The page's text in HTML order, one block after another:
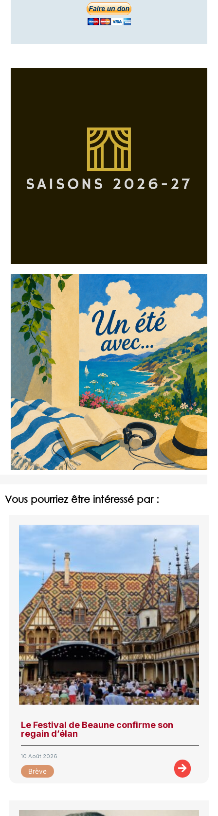
Vous pourriez être intéressé par :
Le Festival de Beaune confirme son
regain d’élan
10 Août 2026
Brève